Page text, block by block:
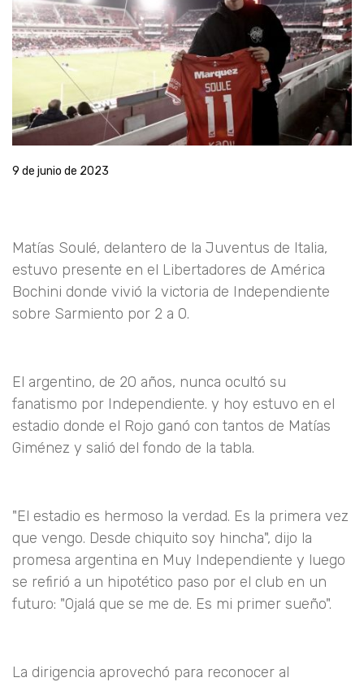
9 de junio de 2023
Matías Soulé, delantero de la Juventus de Italia,
estuvo presente en el Libertadores de América
Bochini donde vivió la victoria de Independiente
sobre Sarmiento por 2 a 0.
El argentino, de 20 años, nunca ocultó su
fanatismo por Independiente. y hoy estuvo en el
estadio donde el Rojo ganó con tantos de Matías
Giménez y salió del fondo de la tabla.
"El estadio es hermoso la verdad. Es la primera vez
que vengo. Desde chiquito soy hincha", dijo la
promesa argentina en Muy Independiente y luego
se refirió a un hipotético paso por el club en un
futuro: "Ojalá que se me de. Es mi primer sueño".
La dirigencia aprovechó para reconocer al